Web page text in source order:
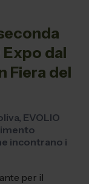
dal
Fiera del
EVOLIO
incontrano i
per il